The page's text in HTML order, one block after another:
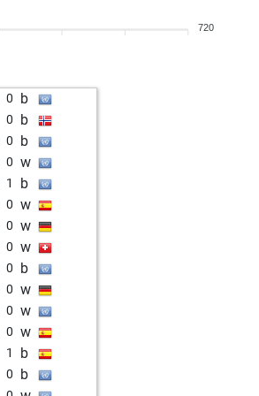
b
0 b
1 w
0 b
0 b
w
0 b
0 b
1 w
0 b
0 b
0 b
0 b
b
0 b
720
0 b
0 b
0 b
0 w
1 b
0 w
0 w
0 w
0 b
0 w
0 w
0 w
1 b
0 b